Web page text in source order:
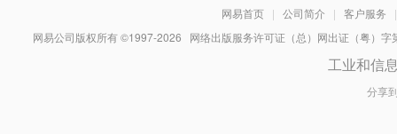
网易首页 | 公司简介 | 客户服务
|
网易公司版权所有 ©1997-2026 网络出版服务许可证（总）网出证（粤）
工业和信
分享